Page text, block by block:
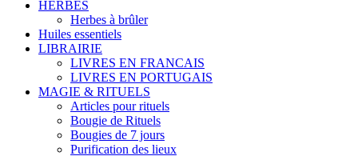
HERBES
Herbes à brûler
Huiles essentiels
LIBRAIRIE
LIVRES EN FRANCAIS
LIVRES EN PORTUGAIS
MAGIE & RITUELS
Articles pour rituels
Bougie de Rituels
Bougies de 7 jours
Purification des lieux